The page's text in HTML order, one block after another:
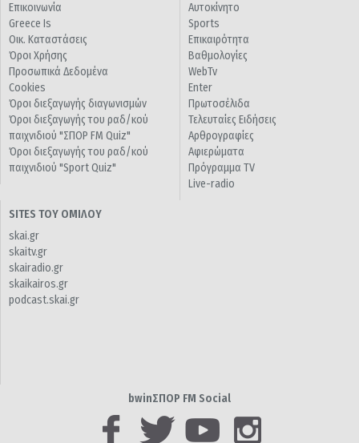
Επικοινωνία
Greece Is
Οικ. Καταστάσεις
Όροι Χρήσης
Προσωπικά Δεδομένα
Cookies
Όροι διεξαγωγής διαγωνισμών
Όροι διεξαγωγής του ραδ/κού
παιχνιδιού "ΣΠΟΡ FM Quiz"
Όροι διεξαγωγής του ραδ/κού
παιχνιδιού "Sport Quiz"
Αυτοκίνητο
Sports
Επικαιρότητα
Βαθμολογίες
WebTv
Enter
Πρωτοσέλιδα
Τελευταίες Ειδήσεις
Αρθρογραφίες
Αφιερώματα
Πρόγραμμα TV
Live-radio
SITES ΤΟΥ ΟΜΙΛΟΥ
skai.gr
skaitv.gr
skairadio.gr
skaikairos.gr
podcast.skai.gr
bwinΣΠΟΡ FM Social